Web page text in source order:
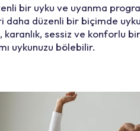
bir uyku ve uyanma
düzenli bir biçimde
sessiz ve konforlu
uykunuzu bölebilir.